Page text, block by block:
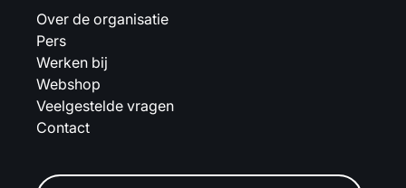
Over de organisatie
Pers
Werken bij
Webshop
Veelgestelde vragen
Contact